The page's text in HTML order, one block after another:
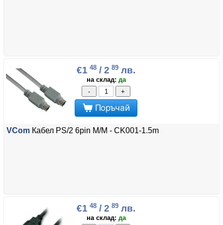
€1 48 / 2 89 лв.
на склад: да
-
+
Поръчай
VCom Кабел PS/2 6pin M/M - CK001-1.5m
€1 48 / 2 89 лв.
на склад: да